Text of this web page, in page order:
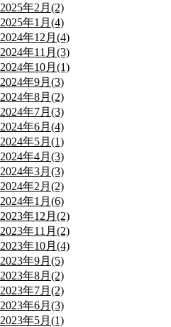
2025年2月(2)
2025年1月(4)
2024年12月(4)
2024年11月(3)
2024年10月(1)
2024年9月(3)
2024年8月(2)
2024年7月(3)
2024年6月(4)
2024年5月(1)
2024年4月(3)
2024年3月(3)
2024年2月(2)
2024年1月(6)
2023年12月(2)
2023年11月(2)
2023年10月(4)
2023年9月(5)
2023年8月(2)
2023年7月(2)
2023年6月(3)
2023年5月(1)